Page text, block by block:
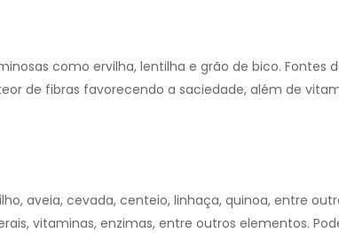
como ervilha, lentilha e grão de bico. Fontes
de fibras favorecendo a saciedade, além de
aveia, cevada, centeio, linhaça, quinoa, entre
vitaminas, enzimas, entre outros elementos.